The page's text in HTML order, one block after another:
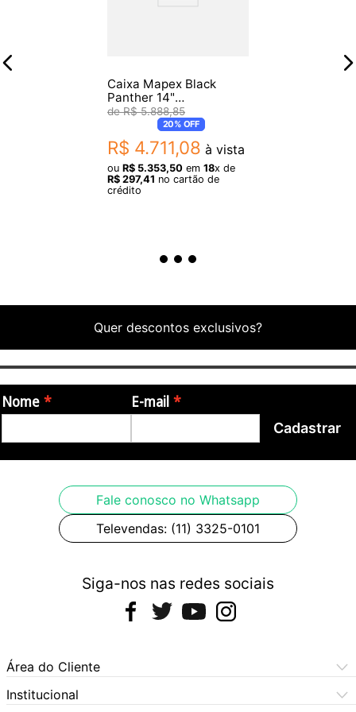
Caixa Mapex Black
Panther 14"
BPDLMH4650 Dlag
Versatus
R$ 5.888,85
20%OFF
R$ 4.711,08 à vista
ou R$ 5.353,50 em 18x de
R$ 297,41 no cartão de
crédito
Quer descontos exclusivos?
Nome E-mail
Cadastrar
Fale conosco no Whatsapp
Televendas: (11) 3325-0101
Siga-nos nas redes sociais
Área do Cliente
Meus Pedidos
Institucional